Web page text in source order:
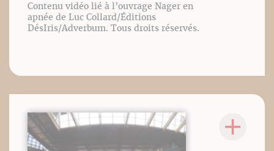
Contenu vidéo lié à l’ouvrage Nager en
apnée de Luc Collard/Éditions
DésIris/Adverbum. Tous droits réservés.